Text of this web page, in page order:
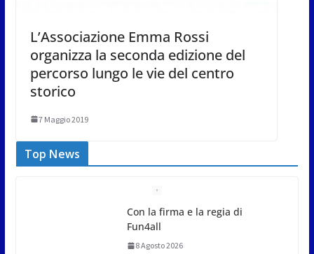
L’Associazione Emma Rossi
organizza la seconda edizione del
percorso lungo le vie del centro
storico
7 Maggio 2019
Top News
Gli atleti della Federazione Judo